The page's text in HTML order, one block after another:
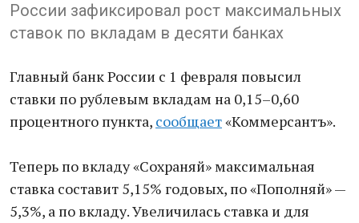
России зафиксировал рост максимальных
ставок по вкладам в десяти банках
Главный банк России с 1 февраля повысил
ставки по рублевым вкладам на 0,15–0,60
процентного пункта, сообщает«Коммерсантъ».
Теперь по вкладу «Сохраняй» максимальная
ставка составит 5,15% годовых, по «Пополняй» —
5,3%, а по вкладу. Увеличилась ставка и для